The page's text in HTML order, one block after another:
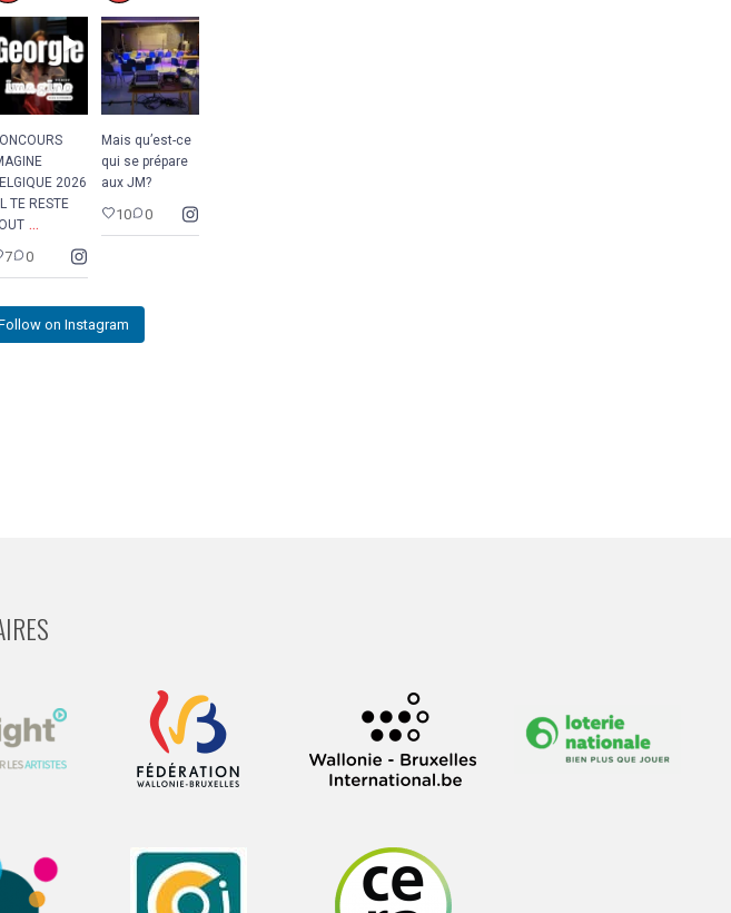
2026
TE RESTE
...
7 0
Mais qu’est-ce
qui se prépare
aux JM?
10 0
on Instagram